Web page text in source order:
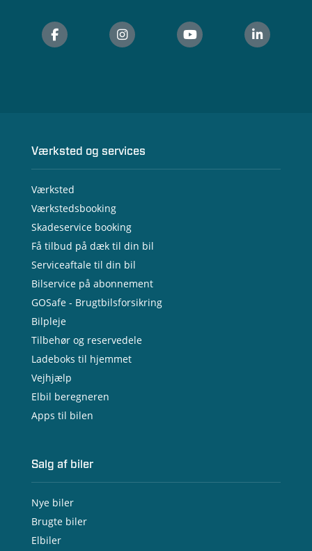
Værksted og services
Værksted
Værkstedsbooking
Skadeservice booking
Få tilbud på dæk til din bil
Serviceaftale til din bil
Bilservice på abonnement
GOSafe - Brugtbilsforsikring
Bilpleje
Tilbehør og reservedele
Ladeboks til hjemmet
Vejhjælp
Elbil beregneren
Apps til bilen
Salg af biler
Nye biler
Brugte biler
Elbiler